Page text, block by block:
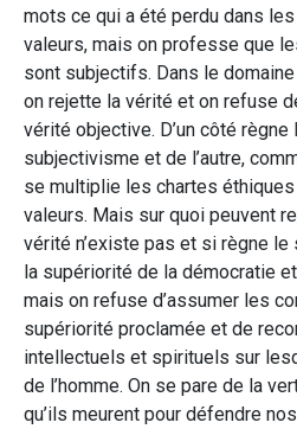
mots ce qui a été perdu dans
valeurs, mais on professe que
sont subjectifs. Dans le
on rejette la vérité et on refuse
vérité objective. D’un côté règne
subjectivisme et de l’autre,
se multiplie les chartes
valeurs. Mais sur quoi peuvent
vérité n’existe pas et si règne
la supériorité de la démocratie
mais on refuse d’assumer les
supériorité proclamée et de
intellectuels et spirituels sur
de l’homme. On se pare de la
qu’ils meurent pour défendre